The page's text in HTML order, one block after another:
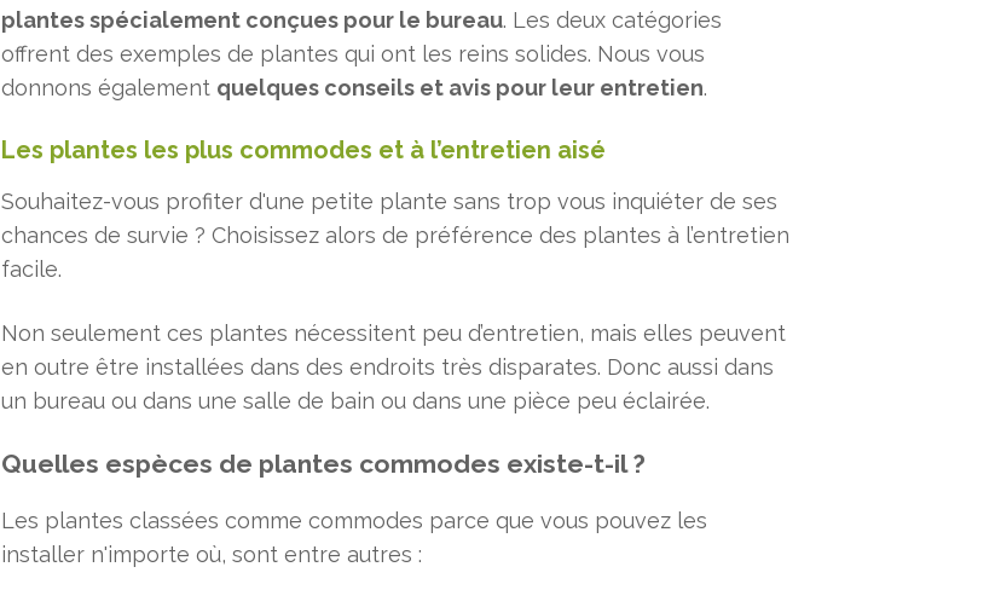
plantes spécialement conçues pour le bureau. Les deux catégories
offrent des exemples de plantes qui ont les reins solides. Nous vous
donnons également quelques conseils et avis pour leur entretien.
Les plantes les plus commodes et à l’entretien aisé
Souhaitez-vous profiter d'une petite plante sans trop vous inquiéter de ses
chances de survie ? Choisissez alors de préférence des plantes à l’entretien
facile.
Non seulement ces plantes nécessitent peu d’entretien, mais elles peuvent
en outre être installées dans des endroits très disparates. Donc aussi dans
un bureau ou dans une salle de bain ou dans une pièce peu éclairée.
Quelles espèces de plantes commodes existe-t-il ?
Les plantes classées comme commodes parce que vous pouvez les
installer n'importe où, sont entre autres :